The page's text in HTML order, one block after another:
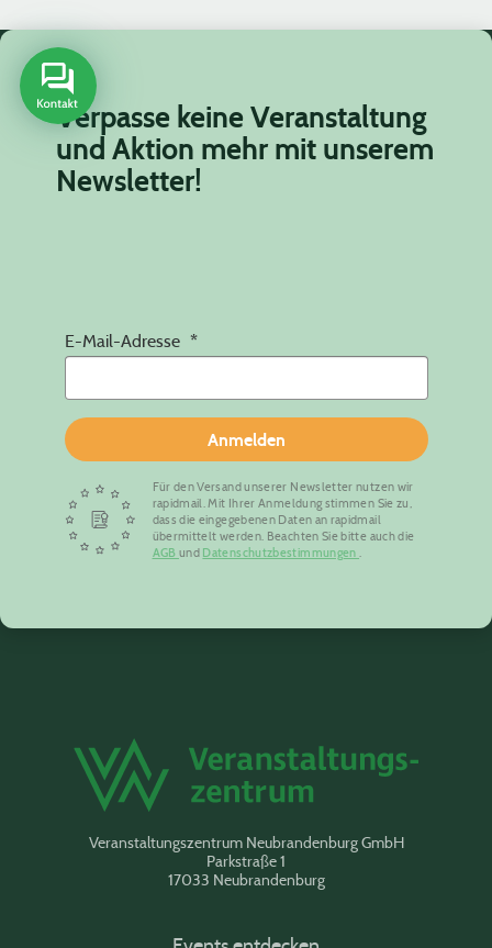
Verpasse keine Veranstaltung
und Aktion mehr mit unserem
Newsletter!
E-Mail-Adresse
Anmelden
Für den Versand unserer Newsletter nutzen wir
rapidmail. Mit Ihrer Anmeldung stimmen Sie zu,
dass die eingegebenen Daten an rapidmail
übermittelt werden. Beachten Sie bitte auch die
AGB und Datenschutzbestimmungen
Veranstaltungszentrum Neubrandenburg GmbH
Parkstraße 1
17033 Neubrandenburg